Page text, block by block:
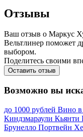
Отзывы
Ваш отзыв о Маркус
Вельтлинер поможет
выбором.
Поделитесь своими
Оставить отзыв
Возможно вы
до 1000 рублей Вино в
Киндзмараули Кьянти
Брунелло Портвейн